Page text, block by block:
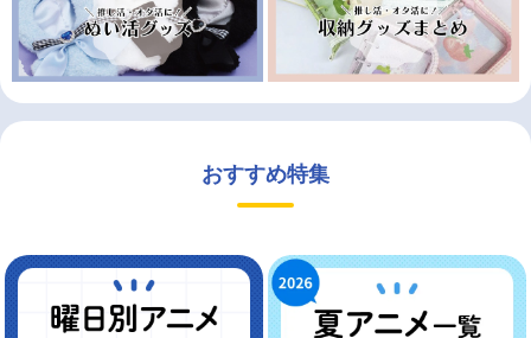
おすすめ特集